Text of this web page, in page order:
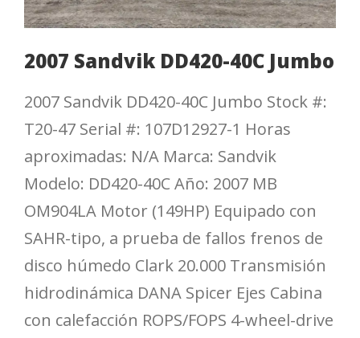
2007 Sandvik DD420-40C Jumbo
2007 Sandvik DD420-40C Jumbo Stock #:
T20-47 Serial #: 107D12927-1 Horas
aproximadas: N/A Marca: Sandvik
Modelo: DD420-40C Año: 2007 MB
OM904LA Motor (149HP) Equipado con
SAHR-tipo, a prueba de fallos frenos de
disco húmedo Clark 20.000 Transmisión
hidrodinámica DANA Spicer Ejes Cabina
con calefacción ROPS/FOPS 4-wheel-drive